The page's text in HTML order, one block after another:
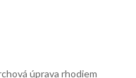
úprava rhodiem